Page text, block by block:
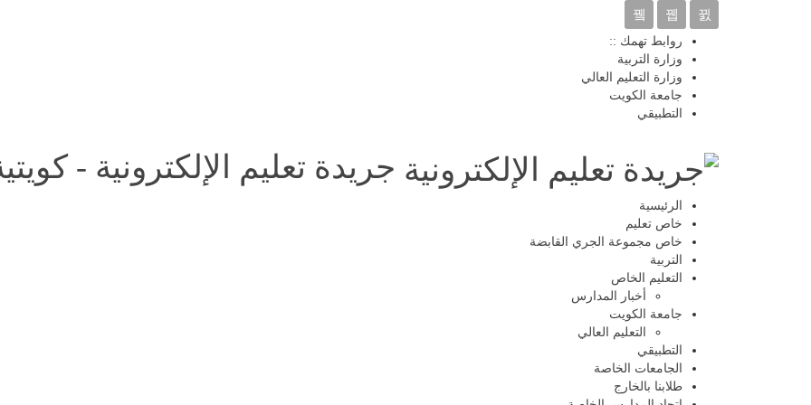
روابط تهمك ::
وزارة التربية
وزارة التعليم العالي
جامعة الكويت
التطبيقي
جريدة تعليم الإلكترونية -
الرئيسية
خاص تعليم
خاص مجموعة الجري القابضة
التربية
التعليم الخاص
أخبار المدارس
جامعة الكويت
التعليم العالي
التطبيقي
الجامعات الخاصة
طلابنا بالخارج